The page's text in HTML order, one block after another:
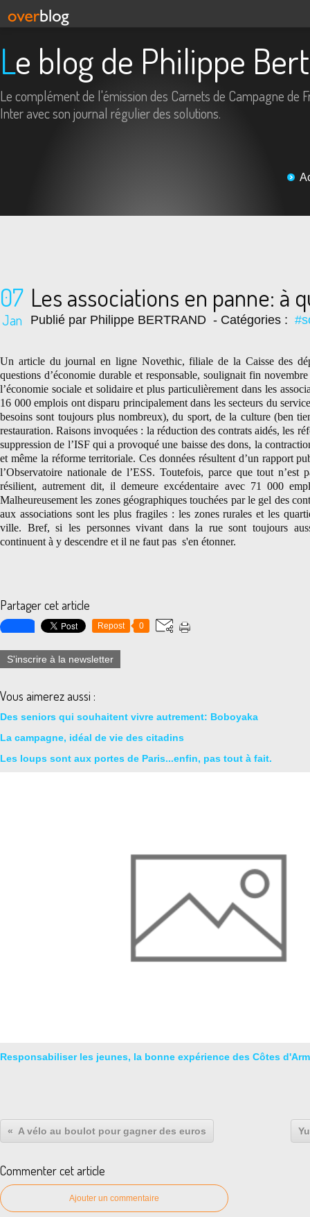
Le blog de Philippe
Le complément de l'émission des Carnets de Campagne de
Inter avec son journal régulier des solutions.
07
Jan
Les associations en panne: à
Publié par Philippe BERTRAND - Catégories :
Un article du journal en ligne Novethic, filiale de la Caisse des
questions d’économie durable et responsable, soulignait fin
l’économie sociale et solidaire et plus particulièrement dans les
16 000 emplois ont disparu principalement dans les secteurs du
besoins sont toujours plus nombreux), du sport, de la culture (ben
restauration. Raisons invoquées : la réduction des contrats aidés, les
suppression de l’ISF qui a provoqué une baisse des dons, la
et même la réforme territoriale. Ces données résultent d’un rapport
l’Observatoire nationale de l’ESS. Toutefois, parce que tout n’est
résilient, autrement dit, il demeure excédentaire avec 71 000
Malheureusement les zones géographiques touchées par le gel des
aux associations sont les plus fragiles : les zones rurales et les
ville. Bref, si les personnes vivant dans la rue sont toujours
continuent à y descendre et il ne faut pas s'en étonner.
Partager cet article
Repost 0
S'inscrire à la newsletter
Vous aimerez aussi :
Des seniors qui souhaitent vivre autrement: Boboyaka
La campagne, idéal de vie des citadins
Les loups sont aux portes de Paris...enfin, pas tout à fait.
Responsabiliser les jeunes, la bonne expérience des Côtes
A vélo au boulot pour gagner des euros
Commenter cet article
Ajouter un commentaire